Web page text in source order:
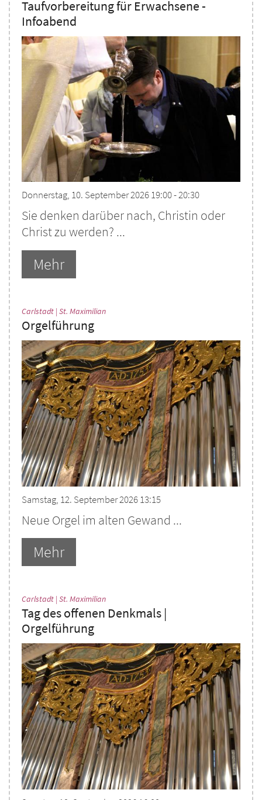
Taufvorbereitung für Erwachsene -
Infoabend
Donnerstag, 10. September 2026 19:00 - 20:30
Sie denken darüber nach, Christin oder
Christ zu werden? ...
Mehr
Carlstadt | St. Maximilian:
Orgelführung
Samstag, 12. September 2026 13:15
Neue Orgel im alten Gewand ...
Mehr
Carlstadt | St. Maximilian:
Tag des offenen Denkmals |
Orgelführung